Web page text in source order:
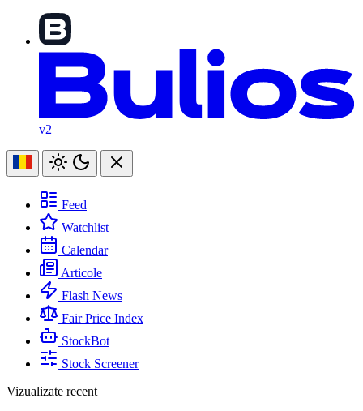
v2
Feed
Watchlist
Calendar
Articole
Flash News
Fair Price Index
StockBot
Stock Screener
Vizualizate recent